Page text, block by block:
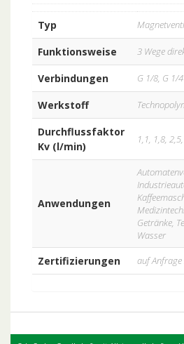
Typ
Funktionsweise 3 Wege
Verbindungen G 1/8, G 1/4
Werkstoff
Durchflussfaktor
Kv (l/min)
1,1, 1,8,
Anwendungen
Getränke,
Wasser
Zertifizierungen auf